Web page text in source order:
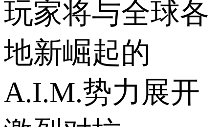
玩家将与全球各
地新崛起的
A.I.M.势力展开